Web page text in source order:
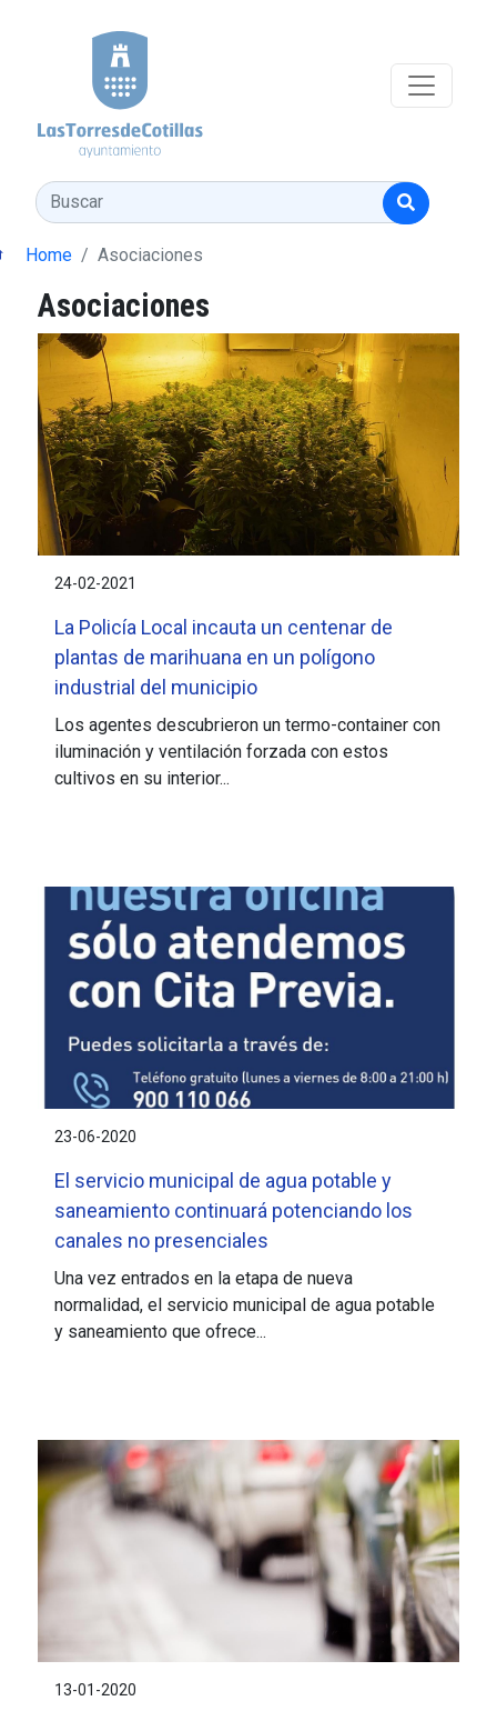
Buscar
Home Asociaciones
Asociaciones
24-02-2021
La Policía Local incauta un centenar de
plantas de marihuana en un polígono
industrial del municipio
Los agentes descubrieron un termo-container con
iluminación y ventilación forzada con estos
cultivos en su interior...
23-06-2020
El servicio municipal de agua potable y
saneamiento continuará potenciando los
canales no presenciales
Una vez entrados en la etapa de nueva
normalidad, el servicio municipal de agua potable
y saneamiento que ofrece...
13-01-2020